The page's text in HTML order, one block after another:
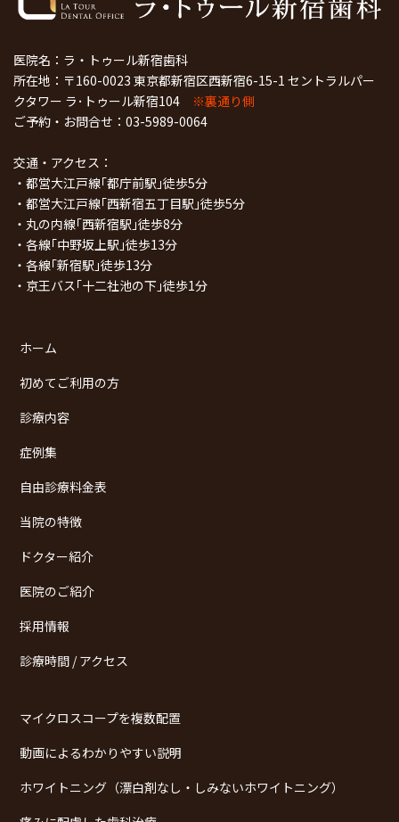
医院名：ラ・トゥール新宿歯科
所在地：〒160-0023 東京都新宿区西新宿6-15-1 セントラルパー
クタワー ラ･トゥール新宿104 ※裏通り側
ご予約・お問合せ： 03-5989-0064
交通・アクセス：
・都営大江戸線｢都庁前駅｣徒歩5分
・都営大江戸線｢西新宿五丁目駅｣徒歩5分
・丸の内線｢西新宿駅｣徒歩8分
・各線｢中野坂上駅｣徒歩13分
・各線｢新宿駅｣徒歩13分
・京王バス｢十二社池の下｣徒歩1分
ホーム
初めてご利用の方
診療内容
症例集
自由診療料金表
当院の特徴
ドクター紹介
医院のご紹介
採用情報
診療時間 / アクセス
マイクロスコープを複数配置
動画によるわかりやすい説明
ホワイトニング（漂白剤なし・しみないホワイトニング）